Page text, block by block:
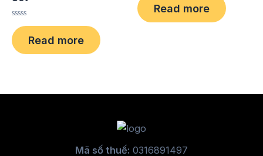
Rated
0
out
of
Read more
out
of
Read more
Mã số thuế: 0316891497